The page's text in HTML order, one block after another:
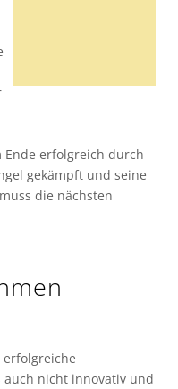
Ende erfolgreich durch
gekämpft und seine
die nächsten
auch nicht innovativ und